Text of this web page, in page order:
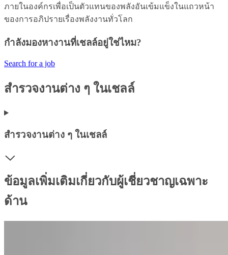
ภายในองค์กรเพื่อเป็นตัวแทนของพลังอันเข้มแข็งในแถวหน้า
ของการอภิปรายเรื่องพลังงานทั่วโลก
กำลังมองหางานที่เชลล์อยู่ใช่ไหม?
Search for a job
สำรวจงานต่าง ๆ ในเชลล์
สำรวจงานต่าง ๆ ในเชลล์
ข้อมูลเพิ่มเติมเกี่ยวกับผู้เชี่ยวชาญเฉพาะ
ด้าน